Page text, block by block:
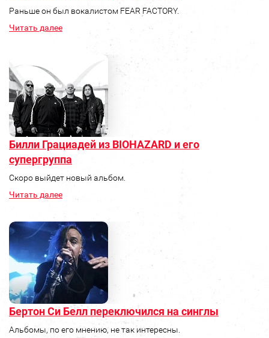
Раньше он был вокалистом FEAR FACTORY.
Читать далее
Билли Грациадей из BIOHAZARD и его
супергруппа
Скоро выйдет новый альбом.
Читать далее
Бертон Си Белл переключился на синглы
Альбомы, по его мнению, не так интересны.